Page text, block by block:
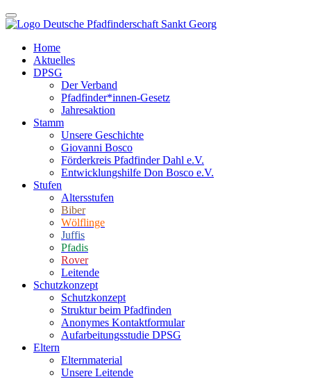
Home
Aktuelles
DPSG
Der Verband
Pfadfinder*innen-Gesetz
Jahresaktion
Stamm
Unsere Geschichte
Giovanni Bosco
Förderkreis Pfadfinder Dahl e.V.
Entwicklungshilfe Don Bosco e.V.
Stufen
Altersstufen
Biber
Wölflinge
Juffis
Pfadis
Rover
Leitende
Schutzkonzept
Schutzkonzept
Struktur beim Pfadfinden
Anonymes Kontaktformular
Aufarbeitungsstudie DPSG
Eltern
Elternmaterial
Unsere Leitende